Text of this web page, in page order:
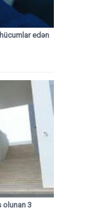
edən
olunan 3